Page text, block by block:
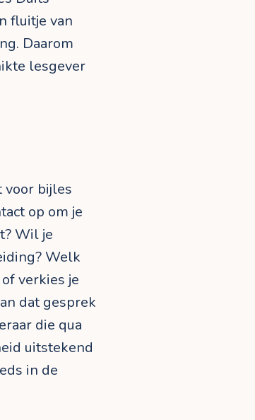
fluitje van
Daarom
lesgever
voor bijles
op om je
Wil je
Welk
verkies je
dat gesprek
die qua
uitstekend
in de